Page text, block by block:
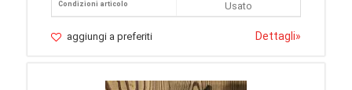
Condizioni articolo
Usato
aggiungi a preferiti Dettagli»